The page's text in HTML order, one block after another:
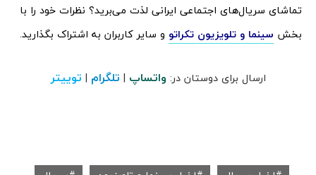
تماشای سریال‌های اجتماعی ایرانی لذت می‌برید؟ نظرات خود را با
بخش سینما و تلویزیون تکراتو و سایر کاربران به اشتراک بگذارید.
ارسال برای دوستان در: واتساپ | تلگرام | توییتر